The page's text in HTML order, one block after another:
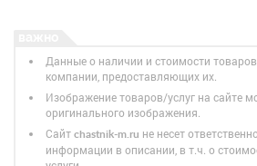
Данные о наличии и стоимости
компании, предоставляющих их.
Изображение товаров/услуг на сайте
оригинального изображения.
Сайт chastnik-m.ru не несет
информации в описании, в т.ч. о